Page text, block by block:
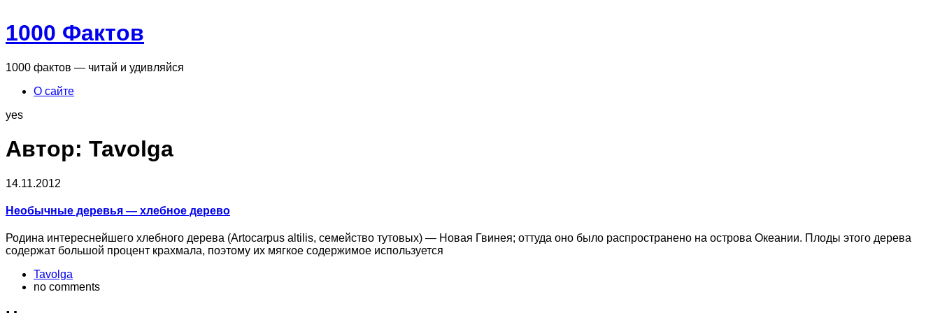
1000 Фактов
1000 фактов — читай и удивляйся
О сайте
yes
Автор: Tavolga
14.11.2012
Необычные деревья — хлебное дерево
Родина интереснейшего хлебного дерева (Artocarpus altilis, семейство тутовых) — Новая Гвинея; оттуда оно было распространено на острова Океании. Плоды этого дерева
содержат большой процент крахмала, поэтому их мягкое содержимое используется
Tavolga
no comments